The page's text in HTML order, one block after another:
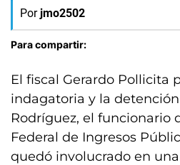
Por jmo2502
Para compartir:
El fiscal Gerardo Pollicita
indagatoria y la
Rodríguez, el funcionario
Federal de Ingresos
quedó involucrado en